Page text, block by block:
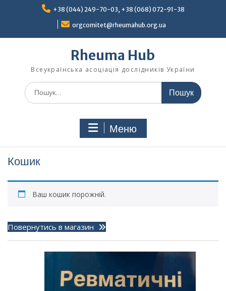
+38 (044) 249-70-03, +38 (068) 072-91-38
orgcomitet@rheumahub.org.ua
Rheuma Hub
Всеукраїнська асоціація дослідників України
Шукати:
Меню
Кошик
Ваш кошик порожній.
Повернутись в магазин